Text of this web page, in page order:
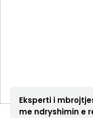
Eksperti i
me ndryshimin e